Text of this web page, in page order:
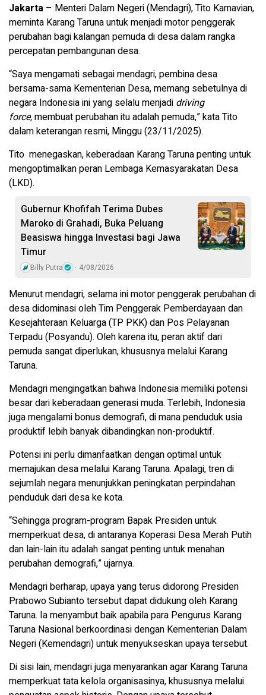
Jakarta – Menteri Dalam Negeri (Mendagri), Tito Karnavian,
meminta Karang Taruna untuk menjadi motor penggerak
perubahan bagi kalangan pemuda di desa dalam rangka
percepatan pembangunan desa.
“Saya mengamati sebagai mendagri, pembina desa
bersama-sama Kementerian Desa, memang sebetulnya di
negara Indonesia ini yang selalu menjadi driving
force,membuat perubahan itu adalah pemuda,” kata Tito
dalam keterangan resmi, Minggu (23/11/2025).
Tito menegaskan, keberadaan Karang Taruna penting untuk
mengoptimalkan peran Lembaga Kemasyarakatan Desa
(LKD).
Gubernur Khofifah Terima Dubes
Maroko di Grahadi, Buka Peluang
Beasiswa hingga Investasi bagi Jawa
Timur
Billy Putra 4/08/2026
Menurut mendagri, selama ini motor penggerak perubahan di
desa didominasi oleh Tim Penggerak Pemberdayaan dan
Kesejahteraan Keluarga (TP PKK) dan Pos Pelayanan
Terpadu (Posyandu). Oleh karena itu, peran aktif dari
pemuda sangat diperlukan, khususnya melalui Karang
Taruna.
Mendagri mengingatkan bahwa Indonesia memiliki potensi
besar dari keberadaan generasi muda. Terlebih, Indonesia
juga mengalami bonus demografi, di mana penduduk usia
produktif lebih banyak dibandingkan non-produktif.
Potensi ini perlu dimanfaatkan dengan optimal untuk
memajukan desa melalui Karang Taruna. Apalagi, tren di
sejumlah negara menunjukkan peningkatan perpindahan
penduduk dari desa ke kota.
“Sehingga program-program Bapak Presiden untuk
memperkuat desa, di antaranya Koperasi Desa Merah Putih
dan lain-lain itu adalah sangat penting untuk menahan
perubahan demografi,” ujarnya.
Mendagri berharap, upaya yang terus didorong Presiden
Prabowo Subianto tersebut dapat didukung oleh Karang
Taruna. Ia menyambut baik apabila para Pengurus Karang
Taruna Nasional berkoordinasi dengan Kementerian Dalam
Negeri (Kemendagri) untuk menyukseskan upaya tersebut.
Di sisi lain, mendagri juga menyarankan agar Karang Taruna
memperkuat tata kelola organisasinya, khususnya melalui